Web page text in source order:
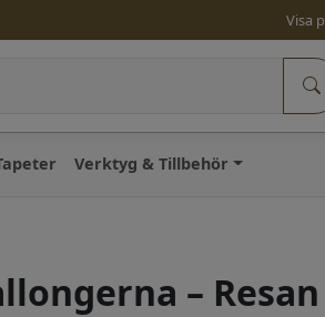
Visa
Verktyg & Tillbehör
– Resan